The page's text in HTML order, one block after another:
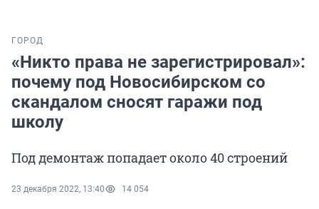
ГОРОД
«Никто права не зарегистрировал»:
почему под Новосибирском со
скандалом сносят гаражи под
школу
Под демонтаж попадает около 40 строений
23 декабря 2022, 13:40 14 054